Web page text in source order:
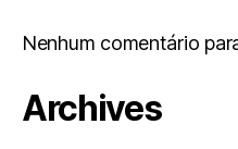
Nenhum comentário
Archives